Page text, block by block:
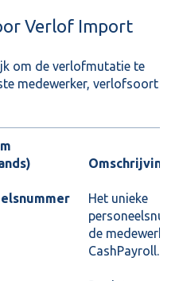
Verlof Import
om de verlofmutatie te
medewerker, verlofsoort
Omschrijving
Het unieke
de medewerker
CashPayroll.